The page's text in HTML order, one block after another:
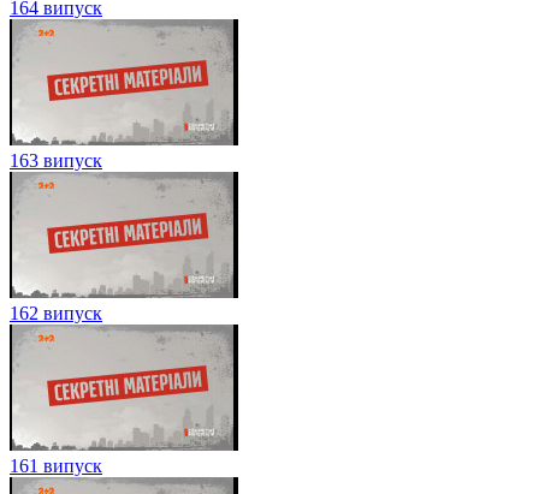
164 випуск
163 випуск
162 випуск
161 випуск